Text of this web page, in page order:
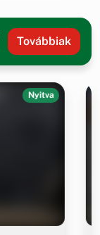
Továbbiak
Nyitva